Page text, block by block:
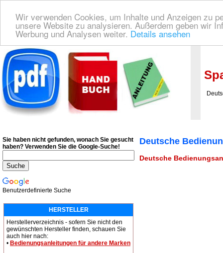
Wir verwenden Cookies, um Inhalte und Anzeigen zu
unsere Website zu analysieren. Außerdem geben wir
Werbung und Analysen weiter. Details ansehen
Deutsche Bedienungsanleitung Downloaden | Wir finden für Sie das
Deutsche
Deutsche
Sie haben nicht gefunden, wonach Sie gesucht
haben? Verwenden Sie die Google-Suche!
Benutzerdefinierte Suche
HERSTELLER
Herstellerverzeichnis - sofern Sie nicht den
gewünschten Hersteller finden, schauen Sie
auch hier nach:
• Bedienungsanleitungen für andere Marken